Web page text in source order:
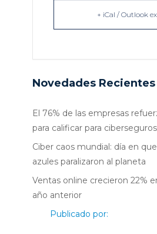
+ iCal / Outlook
Novedades Recientes
El 76% de las empresas
para calificar para ciberseguros
Ciber caos mundial: día en
azules paralizaron al planeta
Ventas online crecieron 22%
año anterior
Publicado por: